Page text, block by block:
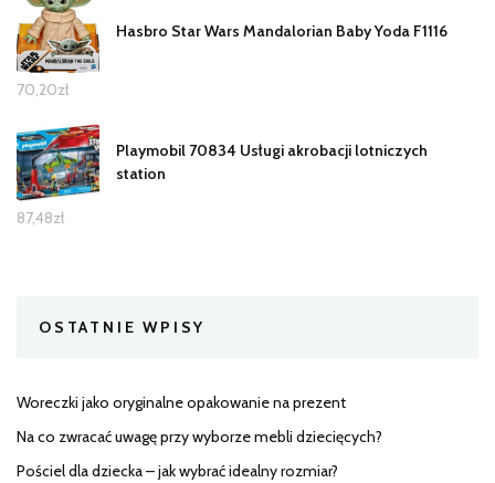
Hasbro Star Wars Mandalorian Baby Yoda F1116
70,20zł
Playmobil 70834 Usługi akrobacji lotniczych
station
87,48zł
OSTATNIE WPISY
Woreczki jako oryginalne opakowanie na prezent
Na co zwracać uwagę przy wyborze mebli dziecięcych?
Pościel dla dziecka – jak wybrać idealny rozmiar?